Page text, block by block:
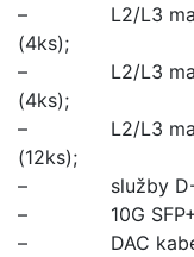
– L2/L3
(4ks);
– L2/L3
(4ks);
– L2/L3
(12ks);
– služby D-
– 10G SFP+
– DAC kabely